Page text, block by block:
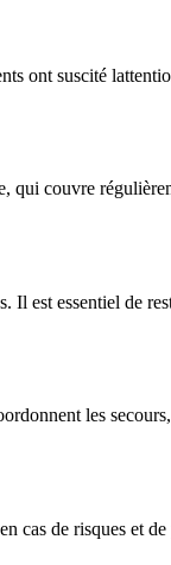
ont suscité
qui couvre
est essentiel de
les
cas de risques et